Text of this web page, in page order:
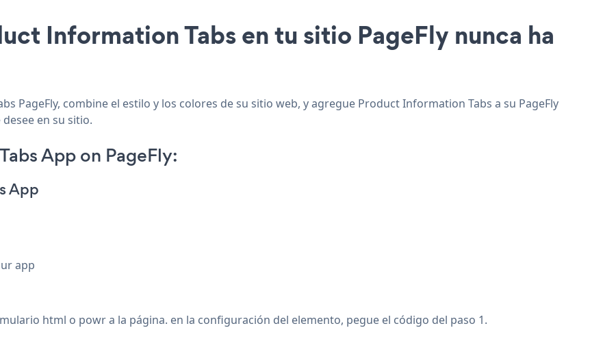
Information Tabs en tu sitio PageFly nunca ha
PageFly, combine el estilo y los colores de su sitio web, y agregue Product Information Tabs a su PageFly
en su sitio.
App on PageFly:
App
app
html o powr a la página. en la configuración del elemento, pegue el código del paso 1.